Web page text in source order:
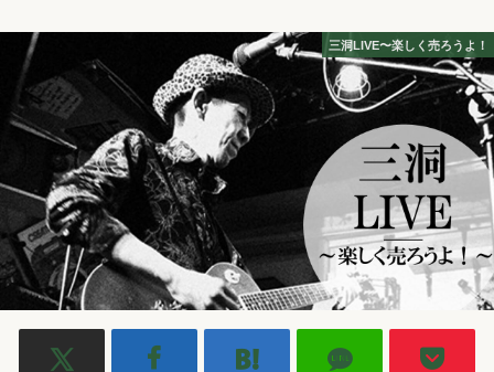
三洞LIVE〜楽しく売ろうよ！